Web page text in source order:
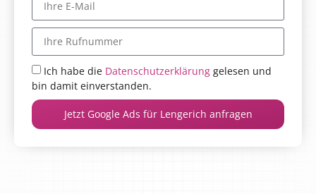
Ich habe die Datenschutzerklärung gelesen und
bin damit einverstanden.
Jetzt Google Ads für Lengerich anfragen